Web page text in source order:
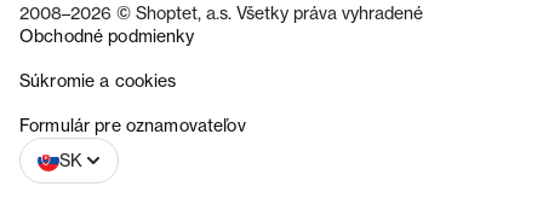
2008–2026 © Shoptet, a.s. Všetky práva vyhradené
Obchodné podmienky
Súkromie a cookies
Formulár pre oznamovateľov
SK